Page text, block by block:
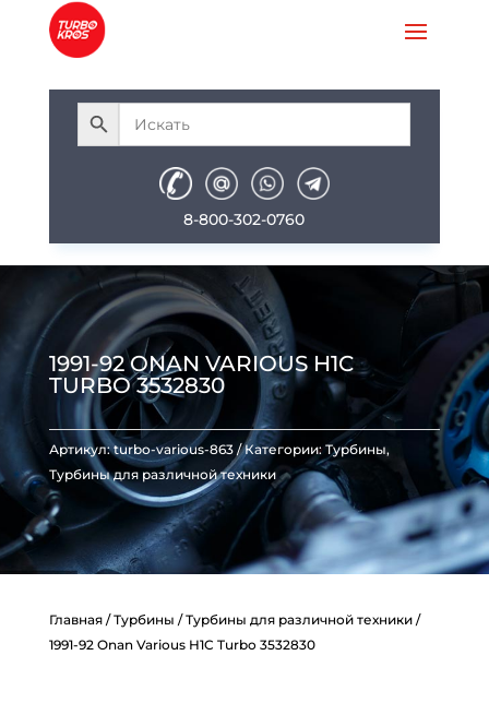
8-800-302-0760
1991-92 ONAN VARIOUS H1C
TURBO 3532830
Артикул:turbo-various-863 Категории: Турбины,
Турбины для различной техники
Главная/Турбины /Турбины для различной техники/
1991-92 Onan Various H1C Turbo 3532830